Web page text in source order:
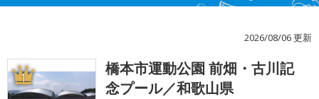
2026/08/06 更新
1
橋本市運動公園 前畑・古川記
念プール／和歌山県